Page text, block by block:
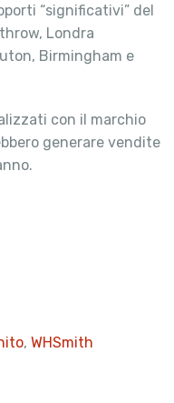
“significativi” del
Londra
Birmingham e
con il marchio
generare vendite
, WHSmith